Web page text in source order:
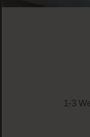
1-3